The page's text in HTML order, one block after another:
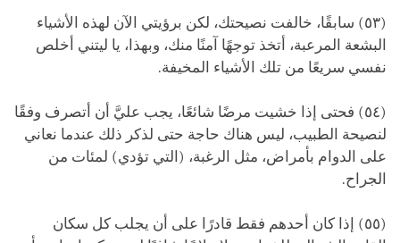
(٥٣) سابقًا، خالفت نصيحتك، لكن برؤيتي الآن لهذه الأشياء
البشعة المرعبة، أتخذ توجهًا آمنًا منك، وبهذا، يا ليتني أخلص
نفسي سريعًا من تلك الأشياء المخيفة.
(٥٤) فحتى إذا خشيت مرضًا شائعًا، يجب عليَّ أن أتصرف وفقًا
لنصيحة الطبيب، ليس هناك حاجة حتى لذكر ذلك عندما نعاني
على الدوام بأمراض، مثل الرغبة، (التي تؤدي) لمئات من
الجراح.
(٥٥) إذا كان أحدهم فقط قادرًا على أن يجلب كل سكان